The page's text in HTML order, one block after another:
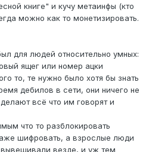
книге" и кучу метаинфы (кто
можно как то монетизировать.
для людей относительно умных:
ящег или номер ацки
то, те нужно было хотя бы знать
дебилов в сети, они ничего не
всё что им говорят и
что то разблокировать
шифровать, а взрослые люди
везде, и уж тем